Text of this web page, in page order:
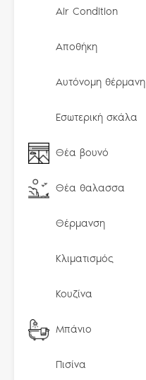
Air Condition
Αποθήκη
Αυτόνομη θέρμανη
Εσωτερική σκάλα
Θέα βουνό
Θέα θαλασσα
Θέρμανση
Κλιματισμός
Κουζίνα
Μπάνιο
Πισίνα